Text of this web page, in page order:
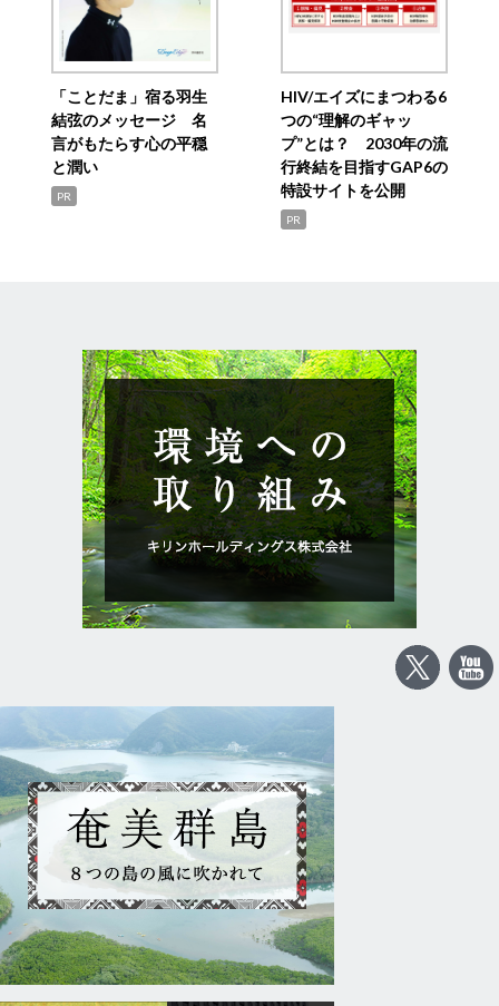
「ことだま」宿る羽生
結弦のメッセージ 名
言がもたらす心の平穏
と潤い
PR
HIV/エイズにまつわる6
つの“理解のギャッ
プ”とは？ 2030年の流
行終結を目指すGAP6の
特設サイトを公開
PR